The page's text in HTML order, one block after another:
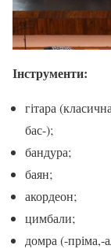
Інструменти:
гітара
бас-);
бандура;
баян;
акордеон;
цимбали;
домра (-пріма,-